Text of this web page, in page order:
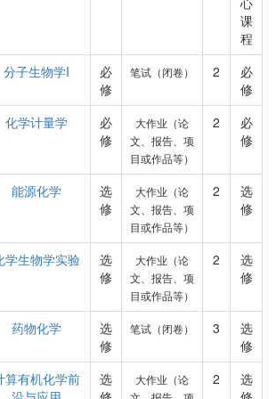
课
程
分子生物学I
必
修
笔试（闭卷） 2
必
修
化学计量学
必
修
大作业（论
文、报告、项
目或作品等）
2
必
修
能源化学
选
修
大作业（论
文、报告、项
目或作品等）
2
选
修
学生物学实验
选
修
大作业（论
文、报告、项
目或作品等）
2
选
修
药物化学
选
修
笔试（闭卷） 3
选
修
算有机化学前
选
大作业（论
2
选